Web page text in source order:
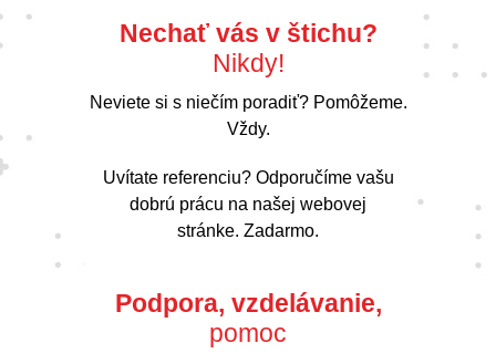
Nechať vás v štichu?
Nikdy!
Neviete si s niečím poradiť? Pomôžeme.
Vždy.
Uvítate referenciu? Odporučíme vašu
dobrú prácu na našej webovej
stránke. Zadarmo.
Podpora, vzdelávanie,
pomoc